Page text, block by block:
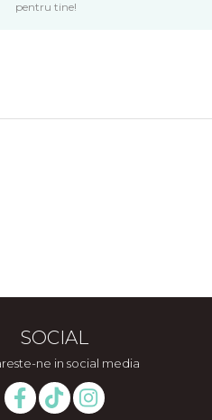
pentru tine!
SOCIAL
ne in social media